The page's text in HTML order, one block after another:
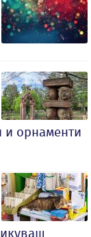
и орнаменти